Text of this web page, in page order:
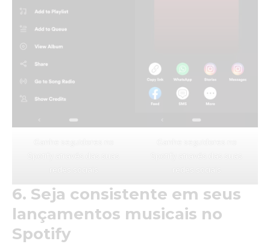
6. Seja consistente em seus
lançamentos musicais no
Spotify